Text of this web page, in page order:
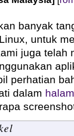
banyak
untuk
juga telah
perhatian
dalam